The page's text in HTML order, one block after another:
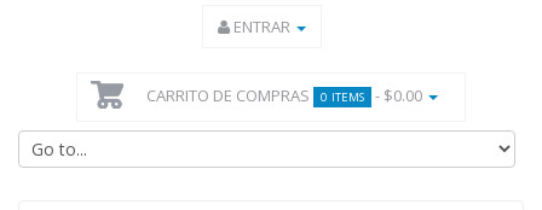
ENTRAR
CARRITO DE COMPRAS 0 ITEMS - $0.00